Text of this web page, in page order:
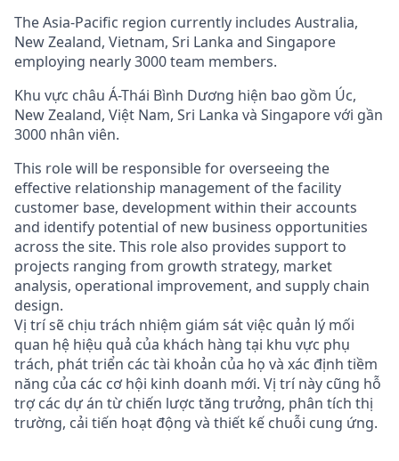
The Asia-Pacific region currently includes Australia,
New Zealand, Vietnam, Sri Lanka and Singapore
employing nearly 3000 team members.
Khu vực châu Á-Thái Bình Dương hiện bao gồm Úc,
New Zealand, Việt Nam, Sri Lanka và Singaporevới gần
3000 nhân viên.
This role will be responsible for overseeing the
effective relationship management of the facility
customer base, development within their accounts
and identify potential of new business opportunities
across the site. This role also provides support to
projects ranging from growth strategy, market
analysis, operational improvement, and supply chain
design.
Vị trí sẽ chịu trách nhiệm giám sát việc quản lý mối
quan hệ hiệu quả của khách hàng tại khu vực phụ
trách, phát triển các tài khoản của họ và xác định tiềm
năng của các cơ hội kinh doanh mới. Vị trí này cũng hỗ
trợ các dự án từ chiến lược tăng trưởng, phân tích thị
trường, cải tiến hoạt động và thiết kế chuỗi cung ứng.